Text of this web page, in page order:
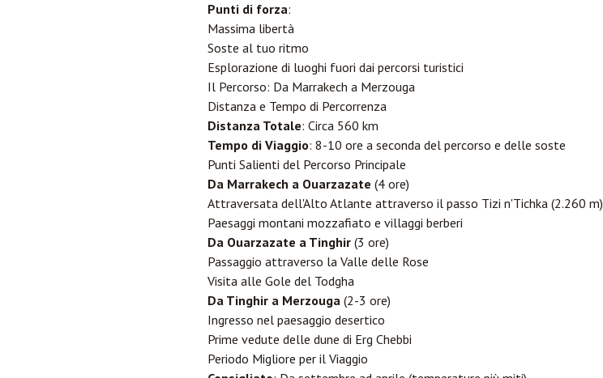
Punti di forza:
Massima libertà
Soste al tuo ritmo
Esplorazione di luoghi fuori dai percorsi turistici
Il Percorso: Da Marrakech a Merzouga
Distanza e Tempo di Percorrenza
Distanza Totale: Circa 560 km
Tempo di Viaggio: 8-10 ore a seconda del percorso e delle soste
Punti Salienti del Percorso Principale
Da Marrakech a Ouarzazate (4 ore)
Attraversata dell'Alto Atlante attraverso il passo Tizi n'Tichka (2.260 m)
Paesaggi montani mozzafiato e villaggi berberi
Da Ouarzazate a Tinghir (3 ore)
Passaggio attraverso la Valle delle Rose
Visita alle Gole del Todgha
Da Tinghir a Merzouga (2-3 ore)
Ingresso nel paesaggio desertico
Prime vedute delle dune di Erg Chebbi
Periodo Migliore per il Viaggio